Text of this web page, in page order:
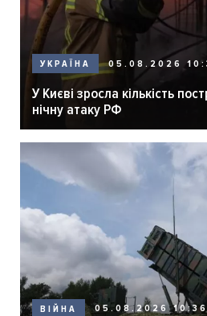
УКРАЇНА 05.08.2026
У Києві зросла кількість
нічну атаку РФ
ВІЙНА 05.08.2026 10:36